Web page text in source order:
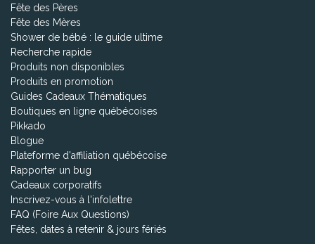
Fête des Pères
Fête des Mères
Shower de bébé : le guide ultime
Recherche rapide
Produits non disponibles
Produits en promotion
Guides Cadeaux Thématiques
Boutiques en ligne québécoises
Pikkado
Blogue
Plateforme d'affiliation québécoise
Rapporter un bug
Cadeaux corporatifs
Inscrivez-vous à l'infolettre
FAQ (Foire Aux Questions)
Fêtes, dates à retenir & jours fériés